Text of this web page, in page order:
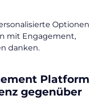
Optionen
mit Engagement,
danken.
Platform
gegenüber